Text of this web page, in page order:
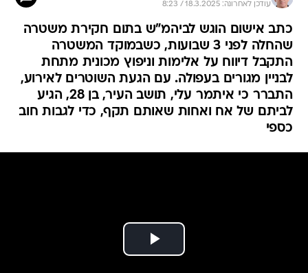
עודכן לאחרונה: 18.3.2025 / 8:23
כתב אישום הוגש לביהמ"ש בתום חקירת משטרה
שהחלה לפני 3 שבועות, כשבמוקד המשטרה
התקבל דיווח על אלימות וניפוץ מכונית מתחת
לבניין מגורים בעפולה. עם הגעת השוטרים לאירוע,
התברר כי איתמר עלי, תושב העיר, בן 28, הגיע
לביתם של אח ואחות שאותם תקף, כדי לגבות חוב
כספי